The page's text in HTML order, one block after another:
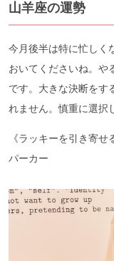
山羊座の運勢
今月後半は特に忙しく
おいてくださいね。や
です。大きな決断をす
れません。慎重に選択
《ラッキーを引き寄
パーカー